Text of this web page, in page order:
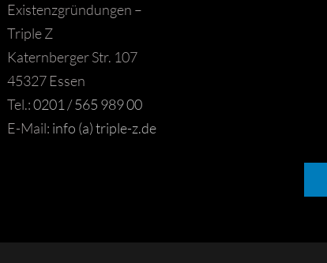
Existenzgründungen –
Triple Z
Katernberger Str. 107
45327 Essen
Tel.:0201 / 565 989 00
E-Mail: info (a) triple-z.de